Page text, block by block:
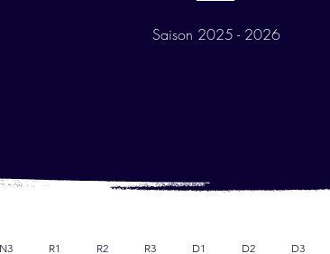
Saison 2025 - 2026
N3 R1 R2 R3 D1 D2 D3